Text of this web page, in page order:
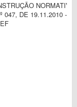
NORMATIVA
047, DE 19.11.2010 -